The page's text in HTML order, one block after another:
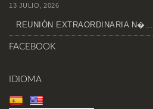
13 JULIO, 2026
REUNIÓN EXTRAORDINARIA N�...
FACEBOOK
IDIOMA